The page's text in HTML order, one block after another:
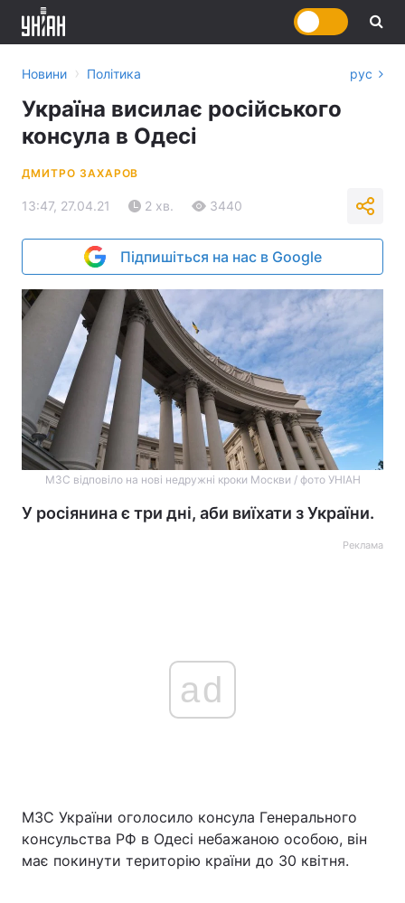
Новини › Політика рус
Україна висилає російського
консула в Одесі
ДМИТРО ЗАХАРОВ
13:47, 27.04.21 2 хв. 3440
Підпишіться на нас в Google
МЗС відповіло на нові недружні кроки Москви / фото УНІАН
У росіянина є три дні, аби виїхати з України.
Реклама
ad
МЗС України оголосило консула Генерального
консульства РФ в Одесі небажаною особою, він
має покинути територію країни до 30 квітня.